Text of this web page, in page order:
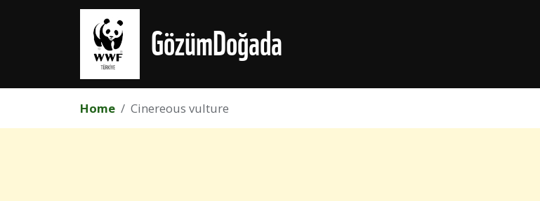
Skip to main content
GözümDoğada
Home Cinereous vulture